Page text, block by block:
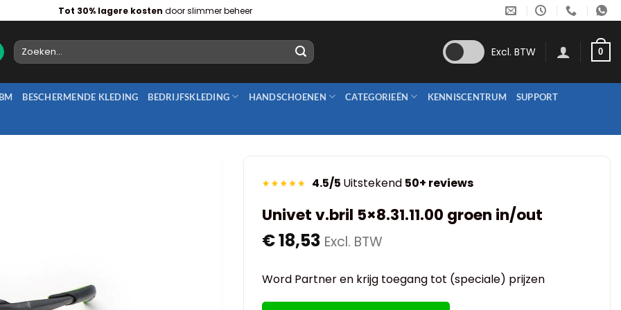
Tot 30% lagere kosten door slimmer beheer
Zoeken
naar:
Excl. BTW 0
BESCHERMENDE KLEDING BEDRIJFSKLEDING HANDSCHOENEN CATEGORIEËN KENNISCENTRUM SUPPORT
4.5/5 Uitstekend 50+ reviews
Univet v.bril 5×8.31.11.00 groen in/out
€18,53 Excl. BTW
Word Partner en krijg toegang tot (speciale) prijzen